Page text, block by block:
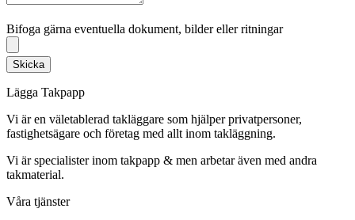
Bifoga gärna eventuella dokument, bilder eller ritningar
Skicka
Lägga Takpapp
Vi är en väletablerad takläggare som hjälper privatpersoner,
fastighetsägare och företag med allt inom takläggning.
Vi är specialister inom takpapp & men arbetar även med andra
takmaterial.
Våra tjänster